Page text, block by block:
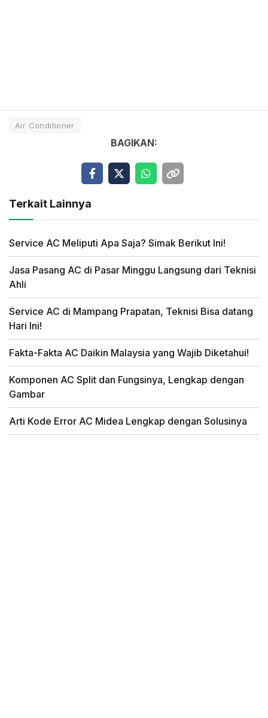
Air Conditioner
BAGIKAN:
Terkait Lainnya
Service AC Meliputi Apa Saja? Simak Berikut Ini!
Jasa Pasang AC di Pasar Minggu Langsung dari Teknisi
Ahli
Service AC di Mampang Prapatan, Teknisi Bisa datang
Hari Ini!
Fakta-Fakta AC Daikin Malaysia yang Wajib Diketahui!
Komponen AC Split dan Fungsinya, Lengkap dengan
Gambar
Arti Kode Error AC Midea Lengkap dengan Solusinya